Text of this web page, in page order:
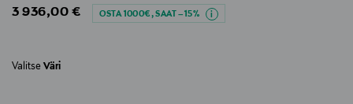
Original Price
3 936,00 € OSTA 1000€, SAAT –15%
Valitse Väri